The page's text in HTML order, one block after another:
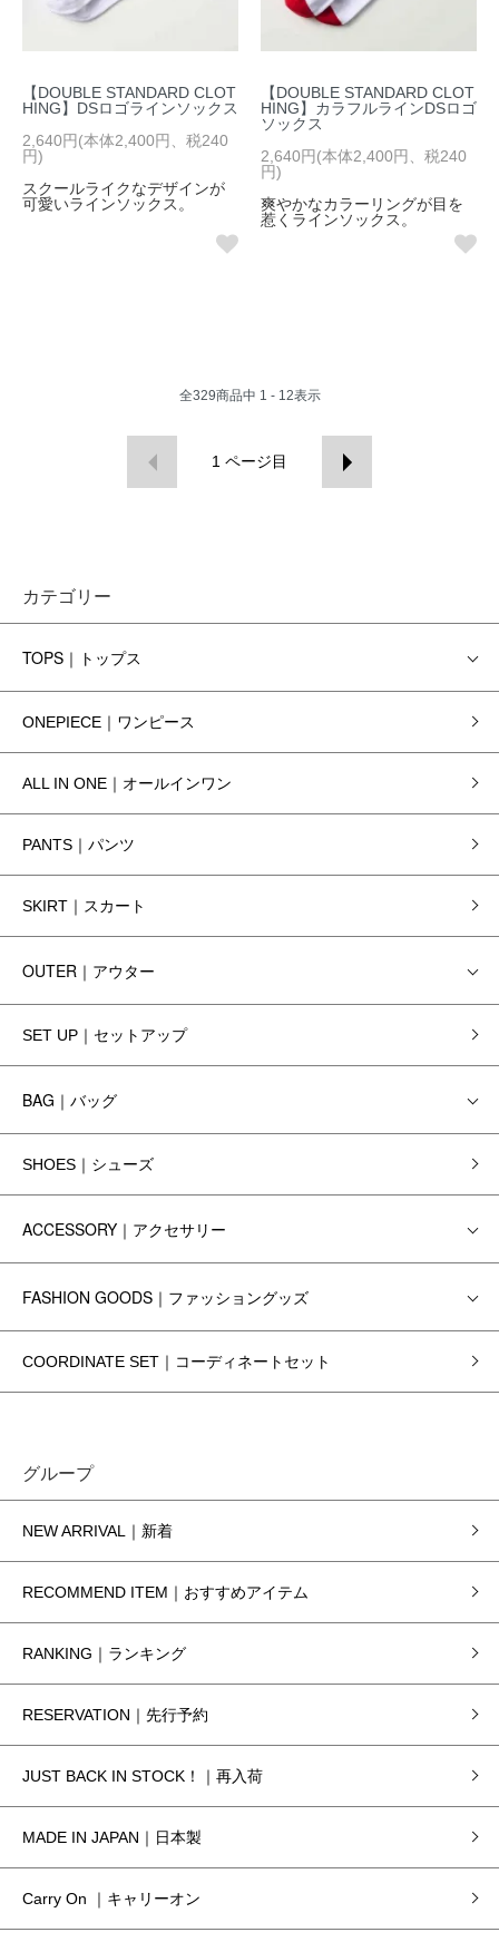
【DOUBLE STANDARD CLOT
HING】DSロゴラインソックス
2,640円(本体2,400円、税240
円)
スクールライクなデザインが
可愛いラインソックス。
【DOUBLE STANDARD CLOT
HING】カラフルラインDSロゴ
ソックス
2,640円(本体2,400円、税240
円)
爽やかなカラーリングが目を
惹くラインソックス。
全329商品中 1 - 12表示
1 ページ目
カテゴリー
TOPS｜トップス
ONEPIECE｜ワンピース
ALL IN ONE｜オールインワン
PANTS｜パンツ
SKIRT｜スカート
OUTER｜アウター
SET UP｜セットアップ
BAG｜バッグ
SHOES｜シューズ
ACCESSORY｜アクセサリー
FASHION GOODS｜ファッショングッズ
COORDINATE SET｜コーディネートセット
グループ
NEW ARRIVAL｜新着
RECOMMEND ITEM｜おすすめアイテム
RANKING｜ランキング
RESERVATION｜先行予約
JUST BACK IN STOCK！｜再入荷
MADE IN JAPAN｜日本製
Carry On ｜キャリーオン